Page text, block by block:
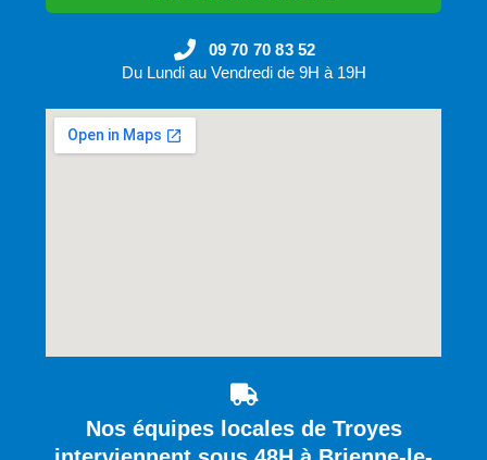
09 70 70 83 52
Du Lundi au Vendredi de 9H à 19H
Nos équipes locales de Troyes